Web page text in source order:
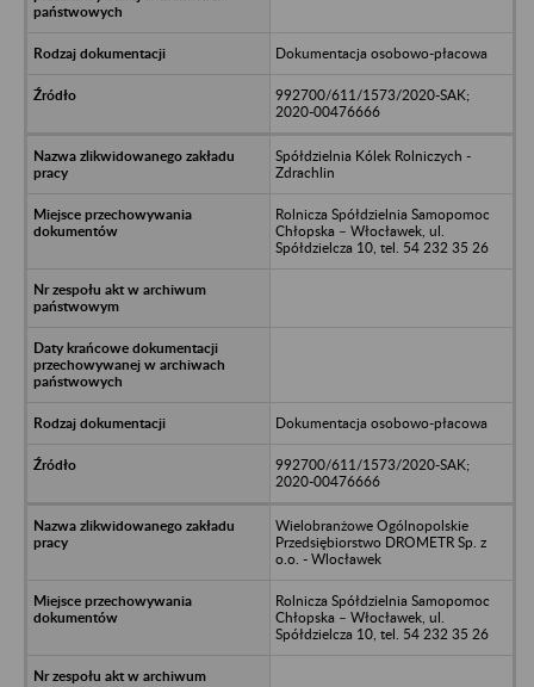
Dokumentacja osobowo-płacowa
992700/611/1573/2020-SAK;
2020-00476666
Spółdzielnia Kólek Rolniczych -
Zdrachlin
Rolnicza Spółdzielnia Samopomoc
Chłopska – Włocławek, ul.
Spółdzielcza 10, tel. 54 232 35 26
Dokumentacja osobowo-płacowa
992700/611/1573/2020-SAK;
2020-00476666
Wielobranżowe Ogólnopolskie
Przedsiębiorstwo DROMETR Sp. z
o.o. - Wlocławek
Rolnicza Spółdzielnia Samopomoc
Chłopska – Włocławek, ul.
Spółdzielcza 10, tel. 54 232 35 26